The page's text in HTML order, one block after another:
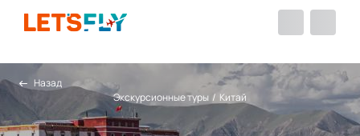
Назад
Экскурсионные туры / Китай